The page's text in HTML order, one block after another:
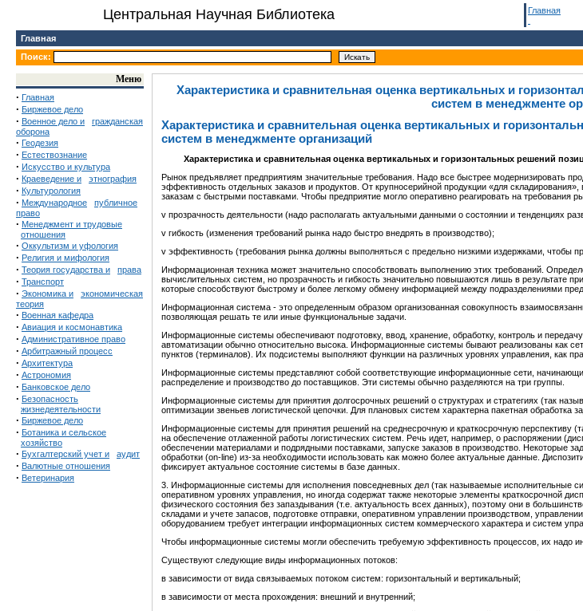
Центральная Научная Библиотека Главная
Главная
Поиск:
Меню
· Главная
· Биржевое дело
· Военное дело и
гражданская
оборона
· Геодезия
· Естествознание
· Искусство и культура
· Краеведение и этнография
· Культурология
· Международное
публичное
право
· Менеджмент и трудовые
отношения
· Оккультизм и уфология
· Религия и мифология
· Теория государства и права
· Транспорт
· Экономика и
экономическая
теория
· Военная кафедра
· Авиация и космонавтика
· Административное право
· Арбитражный процесс
· Архитектура
· Астрономия
· Банковское дело
· Безопасность
жизнедеятельности
· Биржевое дело
· Ботаника и сельское
хозяйство
· Бухгалтерский учет и аудит
· Валютные отношения
· Ветеринария
Характеристика и сравнительная оценка вертикальных и
систем в менеджменте
Характеристика и сравнительная оценка вертикальных и
систем в менеджменте организаций
Характеристика и сравнительная оценка вертикальных и горизонтальных решений
Рынок предъявляет предприятиям значительные требования. Надо все быстрее модернизировать
эффективность отдельных заказов и продуктов. От крупносерийной продукции «для
заказам с быстрыми поставками. Чтобы предприятие могло оперативно реагировать на требования
v прозрачность деятельности (надо располагать актуальными данными о состоянии и тенденциях
v гибкость (изменения требований рынка надо быстро внедрять в производство);
v эффективность (требования рынка должны выполняться с предельно низкими издержками, чтобы
Информационная техника может значительно способствовать выполнению этих требований.
вычислительных систем, но прозрачность и гибкость значительно повышаются лишь в результате
которые способствуют быстрому и более легкому обмену информацией между подразделениями
Информационная система - это определенным образом организованная совокупность
позволяющая решать те или иные функциональные задачи.
Информационные системы обеспечивают подготовку, ввод, хранение, обработку, контроль и
автоматизации обычно относительно высока. Информационные системы бывают реализованы как
пунктов (терминалов). Их подсистемы выполняют функции на различных уровнях управления, как
Информационные системы представляют собой соответствующие информационные сети,
распределение и производство до поставщиков. Эти системы обычно разделяются на три группы.
Информационные системы для принятия долгосрочных решений о структурах и стратегиях (так
оптимизации звеньев логистической цепочки. Для плановых систем характерна пакетная обработка
Информационные системы для принятия решений на среднесрочную и краткосрочную перспективу
на обеспечение отлаженной работы логистических систем. Речь идет, например, о распоряжении
обеспечении материалами и подрядными поставками, запуске заказов в производство. Некоторые
обработки (on-line) из-за необходимости использовать как можно более актуальные данные.
фиксирует актуальное состояние системы в базе данных.
3. Информационные системы для исполнения повседневных дел (так называемые исполнительные
оперативном уровнях управления, но иногда содержат также некоторые элементы краткосрочной
физического состояния без запаздывания (т.е. актуальность всех данных), поэтому они в
складами и учете запасов, подготовке отправки, оперативном управлении производством,
оборудованием требует интеграции информационных систем коммерческого характера и систем
Чтобы информационные системы могли обеспечить требуемую эффективность процессов, их надо
Существуют следующие виды информационных потоков:
в зависимости от вида связываемых потоком систем: горизонтальный и вертикальный;
в зависимости от места прохождения: внешний и внутренний;